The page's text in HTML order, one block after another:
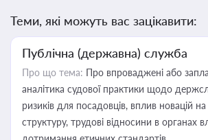
Теми, які можуть вас зацікавити:
Публічна (державна) служба
Про що тема: Про впроваджені або
аналітика судової практики щодо
ризиків для посадовців, вплив новацій на
структуру, трудові відносини в органах